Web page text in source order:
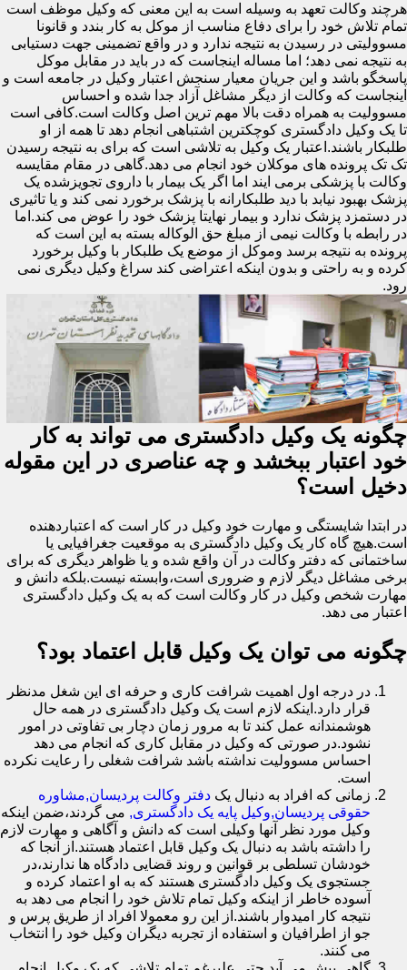
هرچند وکالت تعهد به وسیله است به این معنی که وکیل موظف است
تمام تلاش خود را برای دفاع مناسب از موکل به کار بندد و قانونا
مسوولیتی در رسیدن به نتیجه ندارد و در واقع تضمینی جهت دستیابی
به نتیجه نمی دهد؛ اما مساله اینجاست که در باید در مقابل موکل
پاسخگو باشد و این جریان معیار سنجش اعتبار وکیل در جامعه است و
اینجاست که وکالت از دیگر مشاغل آزاد جدا شده و احساس
مسوولیت به همراه دقت بالا مهم ترین اصل وکالت است.کافی است
تا یک وکیل دادگستری کوچکترین اشتباهی انجام دهد تا همه از او
طلبکار باشند.اعتبار یک وکیل به تلاشی است که برای به نتیجه رسیدن
تک تک پرونده های موکلان خود انجام می دهد.گاهی در مقام مقایسه
وکالت با پزشکی برمی ایند اما اگر یک بیمار با داروی تجویزشده یک
پزشک بهبود نیابد با دید طلبکارانه با پزشک برخورد نمی کند و یا تاثیری
در دستمزد پزشک ندارد و بیمار نهایتا پزشک خود را عوض می کند.اما
در رابطه با وکالت نیمی از مبلغ حق الوکاله بسته به این است که
پرونده به نتیجه برسد وموکل از موضع یک طلبکار با وکیل برخورد
کرده و به راحتی و بدون اینکه اعتراضی کند سراغ وکیل دیگری نمی
رود.
چگونه یک وکیل دادگستری می تواند به کار
خود اعتبار ببخشد و چه عناصری در این مقوله
دخیل است؟
در ابتدا شایستگی و مهارت خود وکیل در کار است که اعتباردهنده
است.هیچ گاه کار یک وکیل دادگستری به موقعیت جغرافیایی یا
ساختمانی که دفتر وکالت در آن واقع شده و یا ظواهر دیگری که برای
برخی مشاغل دیگر لازم و ضروری است،وابسته نیست.بلکه دانش و
مهارت شخص وکیل در کار وکالت است که به یک وکیل دادگستری
اعتبار می دهد.
چگونه می توان یک وکیل قابل اعتماد بود؟
در درجه اول اهمیت شرافت کاری و حرفه ای این شغل مدنظر
قرار دارد.اینکه لازم است یک وکیل دادگستری در همه حال
هوشمندانه عمل کند تا به مرور زمان دچار بی تفاوتی در امور
نشود.در صورتی که وکیل در مقابل کاری که انجام می دهد
احساس مسوولیت نداشته باشد شرافت شغلی را رعایت نکرده
است.
زمانی که افراد به دنبال یک دفتر وکالت پردیسان,مشاوره
حقوقی پردیسان,وکیل پایه یک دادگستری, می گردند،ضمن اینکه
وکیل مورد نظر آنها وکیلی است که دانش و آگاهی و مهارت لازم
را داشته باشد به دنبال یک وکیل قابل اعتماد هستند.از آنجا که
خودشان تسلطی بر قوانین و روند قضایی دادگاه ها ندارند،در
جستجوی یک وکیل دادگستری هستند که به او اعتماد کرده و
آسوده خاطر از اینکه وکیل تمام تلاش خود را انجام می دهد به
نتیجه کار امیدوار باشند.از این رو معمولا افراد از طریق پرس و
جو از اطرافیان و استفاده از تجربه دیگران وکیل خود را انتخاب
می کنند.